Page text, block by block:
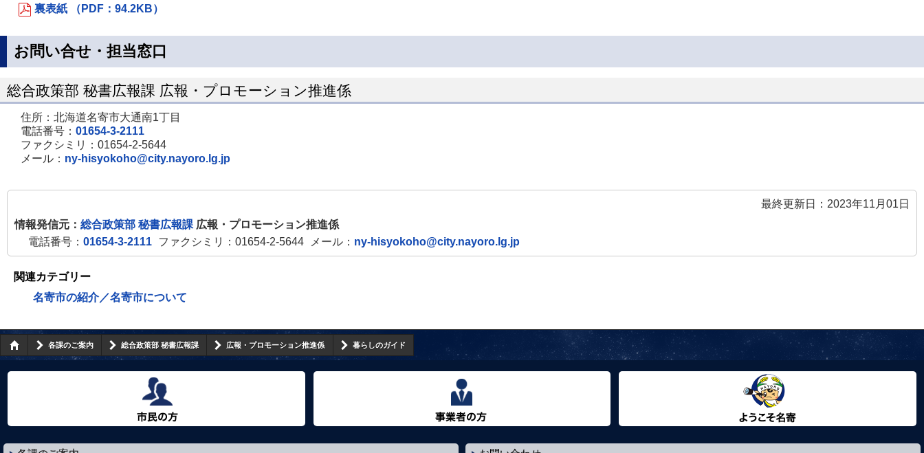
裏表紙 （PDF：94.2KB）
お問い合せ・担当窓口
総合政策部 秘書広報課 広報・プロモーション推進係
住所：北海道名寄市大通南1丁目
電話番号： 01654-3-2111
ファクシミリ：01654-2-5644
メール： ny-hisyokoho@city.nayoro.lg.jp
最終更新日：2023年11月01日
情報発信元： 総合政策部 秘書広報課 広報・プロモーション推進係
電話番号： 01654-3-2111 ファクシミリ：01654-2-5644 メール： ny-hisyokoho@city.nayoro.lg.jp
関連カテゴリー
名寄市の紹介／名寄市について
各課のご案内 総合政策部 秘書広報課 広報・プロモーション推進係 暮らしのガイド